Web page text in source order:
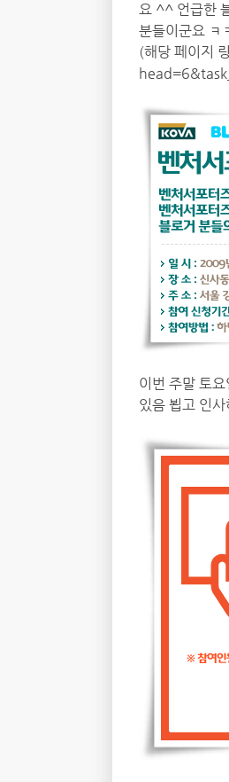
요 ^^ 언급한
분들이군요 ㅋ
(해당 페이지
이번 주말 토
있음 뵙고 인